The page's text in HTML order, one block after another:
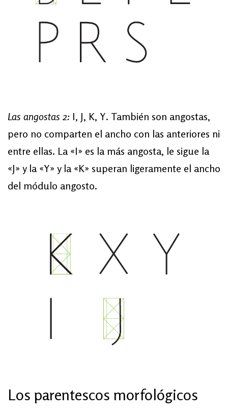
Las angostas 2: I, J, K, Y. También son angostas,
pero no comparten el ancho con las anteriores ni
entre ellas. La «I» es la más angosta, le sigue la
«J» y la «Y» y la «K» superan ligeramente el ancho
del módulo angosto.
Los parentescos morfológicos